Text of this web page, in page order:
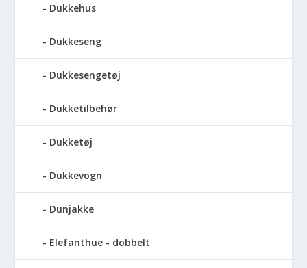
Dukkehus
Dukkeseng
Dukkesengetøj
Dukketilbehør
Dukketøj
Dukkevogn
Dunjakke
Elefanthue - dobbelt